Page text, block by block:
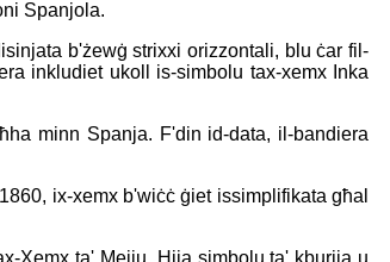
Spanjola.
b'żewġ strixxi orizzontali, blu ċar fil-
inkludiet ukoll is-simbolu tax-xemx Inka
minn Spanja. F'din id-data, il-bandiera
ix-xemx b'wiċċ ġiet issimplifikata għal
Xemx ta' Mejju. Hija simbolu ta' kburija u